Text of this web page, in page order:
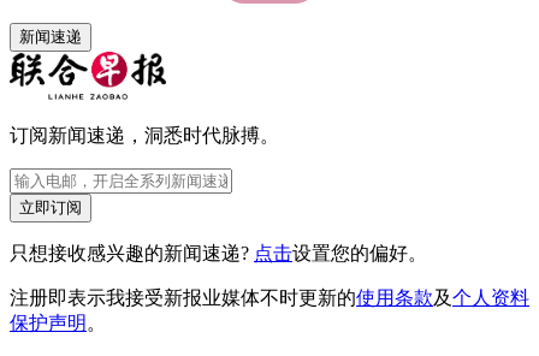
新闻速递
订阅新闻速递，洞悉时代脉搏。
立即订阅
只想接收感兴趣的新闻速递? 点击设置您的偏好。
注册即表示我接受新报业媒体不时更新的使用条款及个人资料
保护声明 。